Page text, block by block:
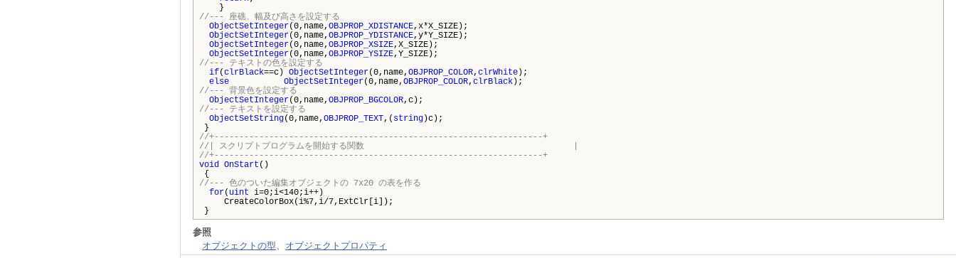
}
//--- 座礁、幅及び高さを設定する
ObjectSetInteger(0,name, OBJPROP_XDISTANCE,x*X_SIZE);
ObjectSetInteger(0,name, OBJPROP_YDISTANCE,y*Y_SIZE);
ObjectSetInteger(0,name, OBJPROP_XSIZE,X_SIZE);
ObjectSetInteger(0,name, OBJPROP_YSIZE,Y_SIZE);
//--- テキストの色を設定する
if(clrBlack==c) ObjectSetInteger(0,name, OBJPROP_COLOR, clrWhite );
else
ObjectSetInteger(0,name, OBJPROP_COLOR, clrBlack );
//--- 背景色を設定する
ObjectSetInteger(0,name, OBJPROP_BGCOLOR,c);
//--- テキストを設定する
ObjectSetString(0,name, OBJPROP_TEXT,( string )c);
}
//+------------------------------------------------------------------+
//| スクリプトプログラムを開始する関数 |
//+------------------------------------------------------------------+
void OnStart ()
{
//--- 色のついた編集オブジェクトの 7x20 の表を作る
for( uint i=0;i<140;i++)
CreateColorBox(i%7,i/7,ExtClr[i]);
}
参照
オブジェクトの型、 オブジェクトプロパティ